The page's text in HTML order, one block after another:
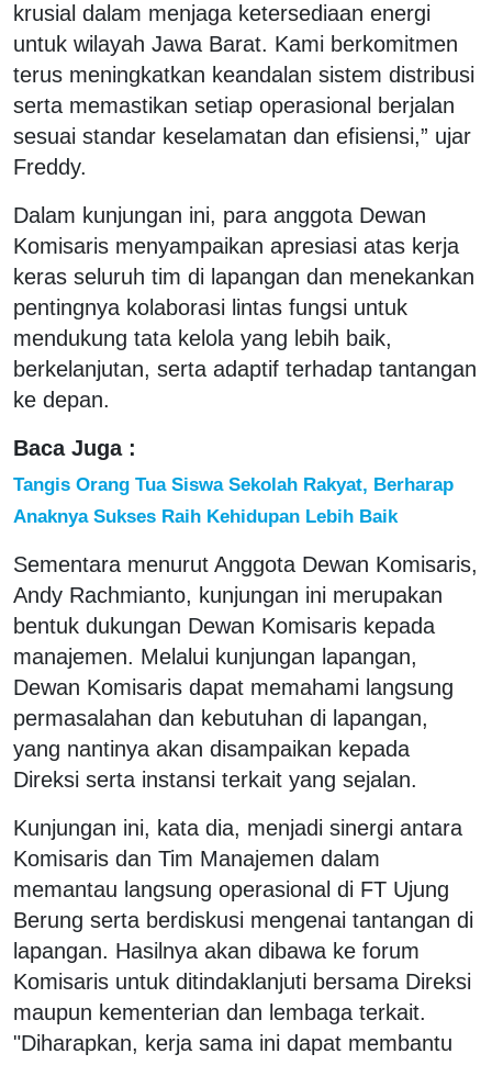
krusial dalam menjaga ketersediaan energi
untuk wilayah Jawa Barat. Kami berkomitmen
terus meningkatkan keandalan sistem distribusi
serta memastikan setiap operasional berjalan
sesuai standar keselamatan dan efisiensi,” ujar
Freddy.
Dalam kunjungan ini, para anggota Dewan
Komisaris menyampaikan apresiasi atas kerja
keras seluruh tim di lapangan dan menekankan
pentingnya kolaborasi lintas fungsi untuk
mendukung tata kelola yang lebih baik,
berkelanjutan, serta adaptif terhadap tantangan
ke depan.
Baca Juga :
Tangis Orang Tua Siswa Sekolah Rakyat, Berharap
Anaknya Sukses Raih Kehidupan Lebih Baik
Sementara menurut Anggota Dewan Komisaris,
Andy Rachmianto, kunjungan ini merupakan
bentuk dukungan Dewan Komisaris kepada
manajemen. Melalui kunjungan lapangan,
Dewan Komisaris dapat memahami langsung
permasalahan dan kebutuhan di lapangan,
yang nantinya akan disampaikan kepada
Direksi serta instansi terkait yang sejalan.
Kunjungan ini, kata dia, menjadi sinergi antara
Komisaris dan Tim Manajemen dalam
memantau langsung operasional di FT Ujung
Berung serta berdiskusi mengenai tantangan di
lapangan. Hasilnya akan dibawa ke forum
Komisaris untuk ditindaklanjuti bersama Direksi
maupun kementerian dan lembaga terkait.
"Diharapkan, kerja sama ini dapat membantu